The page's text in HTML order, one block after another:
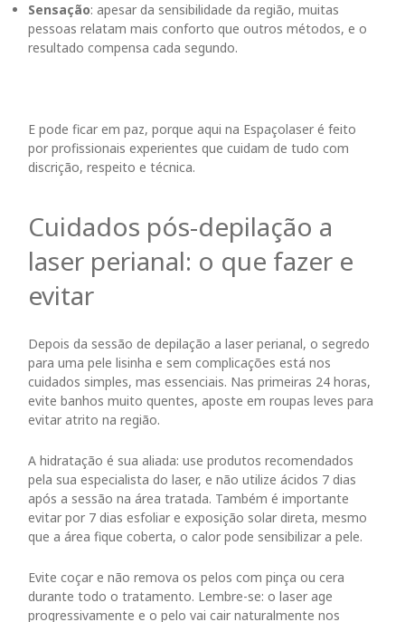
Sensação: apesar da sensibilidade da região, muitas
pessoas relatam mais conforto que outros métodos, e o
resultado compensa cada segundo.
E pode ficar em paz, porque aqui na Espaçolaser é feito
por profissionais experientes que cuidam de tudo com
discrição, respeito e técnica.
Cuidados pós-depilação a
laser perianal: o que fazer e
evitar
Depois da sessão de depilação a laser perianal, o segredo
para uma pele lisinha e sem complicações está nos
cuidados simples, mas essenciais. Nas primeiras 24horas,
evite banhos muito quentes, aposte em roupas leves para
evitar atrito na região.
A hidratação é sua aliada: use produtos recomendados
pela sua especialista do laser, e não utilize ácidos 7 dias
após a sessão na área tratada. Também é importante
evitarpor 7 dias esfoliar e exposição solar direta, mesmo
que a área fique coberta, o calor pode sensibilizar a pele.
Evite coçar e não remova os pelos com pinça ou cera
durante todo o tratamento. Lembre-se: o laser age
progressivamente e o pelo vai cair naturalmente nos